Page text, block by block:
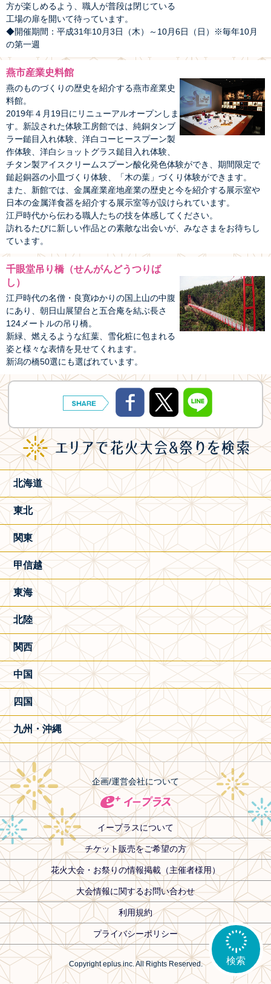
方が楽しめるよう、職人が普段は閉じている
工場の扉を開いて待っています。
◆開催期間：平成31年10月3日（木）～10月6日（日）※毎年10月
の第一週
燕市産業史料館
燕のものづくりの歴史を紹介する燕市産業史
料館。
2019年４月19日にリニューアルオープンしま
す。新設された体験工房館では、純銅タンブ
ラー鎚目入れ体験、洋白コーヒースプーン製
作体験、洋白ショットグラス鎚目入れ体験、
チタン製アイスクリームスプーン酸化発色体験ができ、期間限定で
鎚起銅器の小皿づくり体験、「木の葉」づくり体験ができます。
また、新館では、金属産業産地産業の歴史と今を紹介する展示室や
日本の金属洋食器を紹介する展示室等が設けられています。
江戸時代から伝わる職人たちの技を体感してください。
訪れるたびに新しい作品との素敵な出会いが、みなさまをお待ちし
ています。
千眼堂吊り橋（せんがんどうつりば
し）
江戸時代の名僧・良寛ゆかりの国上山の中腹
にあり、朝日山展望台と五合庵を結ぶ長さ
124メートルの吊り橋。
新緑、燃えるような紅葉、雪化粧に包まれる
姿と様々な表情を見せてくれます。
新潟の橋50選にも選ばれています。
北海道
東北
関東
甲信越
東海
北陸
関西
中国
四国
九州・沖縄
企画/運営会社について
イープラスについて
チケット販売をご希望の方
花火大会・お祭りの情報掲載（主催者様用）
大会情報に関するお問い合わせ
利用規約
プライバシーポリシー
Copyright eplus inc. All Rights Reserved. 検索